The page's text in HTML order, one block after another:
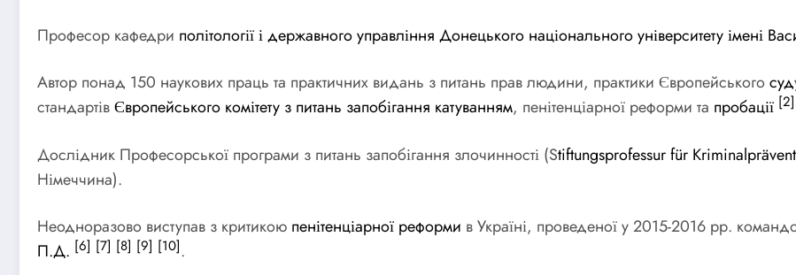
Професор кафедри політології і державного управління Донецького національного університету імені
Автор понад 150 наукових праць та практичних видань з питань прав людини, практики Європейськогосуд
стандартівЄвропейського комітету з питань запобігання катуванням, пенітенціарної реформи та пробації [2]
Дослідник Професорської програми з питань запобігання злочинності (Stiftungsprofessur für
Німеччина).
Неодноразово виступав з критикою пенітенціарної реформи в Україні, проведеної у 2015-2016 рр.
П.Д. [6] [7] [8] [9] [10].